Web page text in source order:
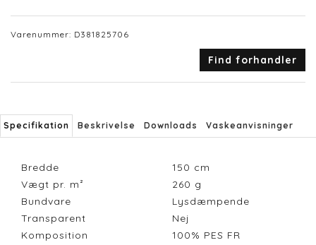
Varenummer: D381825706
Find forhandler
Specifikation Beskrivelse Downloads Vaskeanvisninger
Bredde 150 cm
Vægt pr. m²
260 g
Bundvare
Lysdæmpende
Transparent
Nej
Komposition
100% PES FR